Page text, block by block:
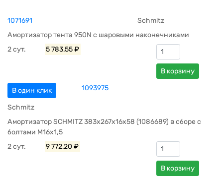
1071691
Schmitz
Амортизатор тента 950N с шаровыми наконечниками
2 сут.
5 783.55 ₽
В корзину
В один клик 1093975
Schmitz
Амортизатор SCHMITZ 383х267х16х58 (1086689) в сборе с
болтами М16х1,5
2 сут.
9 772.20 ₽
В корзину